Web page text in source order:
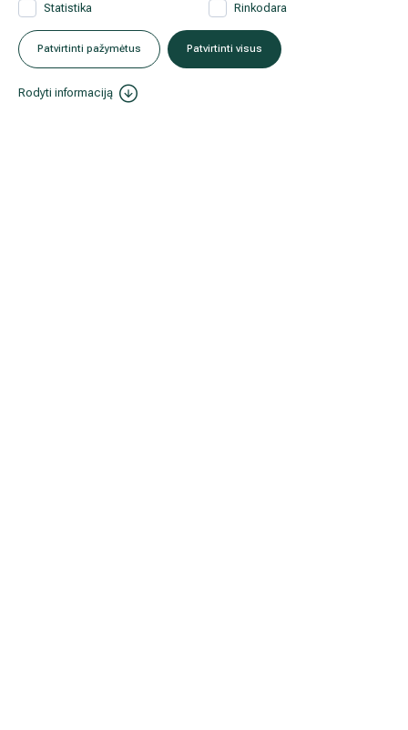
Statistika Rinkodara
Patvirtinti pažymėtus Patvirtinti visus
Rodyti informaciją
Nepraleiskite mūsų naujienų ir akcijų!